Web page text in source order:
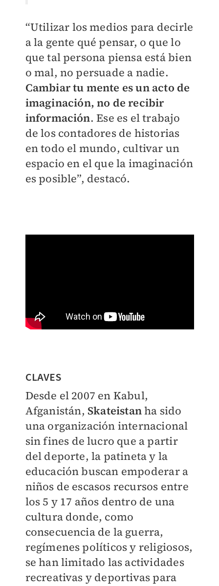
“Utilizar los medios para decirle
a la gente qué pensar, o que lo
que tal persona piensa está bien
o mal, no persuade a nadie.
Cambiar tu mente es un acto de
imaginación, no de recibir
información. Ese es el trabajo
de los contadores de historias
en todo el mundo, cultivar un
espacio en el que la imaginación
es posible”, destacó.
CLAVES
Desde el 2007 en Kabul,
Afganistán, Skateistanha sido
una organización internacional
sin fines de lucro que a partir
del deporte, la patineta y la
educación buscan empoderar a
niños de escasos recursos entre
los 5 y 17 años dentro de una
cultura donde, como
consecuencia de la guerra,
regímenes políticos y religiosos,
se han limitado las actividades
recreativas y deportivas para